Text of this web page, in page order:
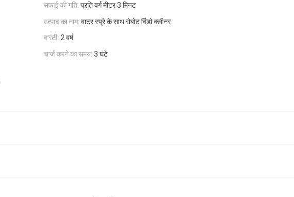
सफाई की गति: प्रति वर्ग मीटर 3 मिनट
उत्पाद का नाम: वाटर स्प्रे के साथ रोबोट विंडो क्लीनर
वारंटी: 2 वर्ष
चार्ज करने का समय: 3 घंटे